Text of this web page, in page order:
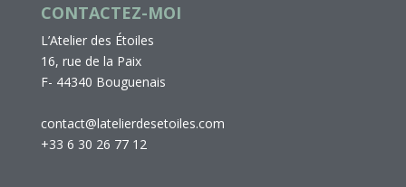
CONTACTEZ-MOI
L’Atelier des Étoiles
16, rue de la Paix
F- 44340 Bouguenais
contact@latelierdesetoiles.com
+33 6 30 26 77 12